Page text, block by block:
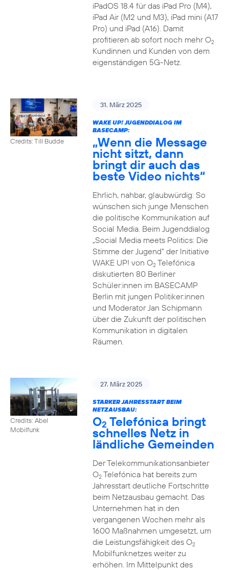
iPadOS 18.4 für das iPad Pro (M4),
iPad Air (M2 und M3), iPad mini (A17
Pro) und iPad (A16). Damit
profitieren ab sofort noch mehr O2
Kundinnen und Kunden von dem
eigenständigen 5G-Netz.
Credits: Till Budde
31. März 2025
WAKE UP! JUGENDDIALOG IM
BASECAMP:
„Wenn die Message
nicht sitzt, dann
bringt dir auch das
beste Video nichts“
Ehrlich, nahbar, glaubwürdig: So
wünschen sich junge Menschen
die politische Kommunikation auf
Social Media. Beim Jugenddialog
„Social Media meets Politics: Die
Stimme der Jugend“ der Initiative
WAKE UP! von O2Telefónica
diskutierten 80 Berliner
Schüler:innen im BASECAMP
Berlin mit jungen Politiker:innen
und Moderator Jan Schipmann
über die Zukunft der politischen
Kommunikation in digitalen
Räumen.
Credits: Abel
Mobilfunk
27. März 2025
STARKER JAHRESSTART BEIM
NETZAUSBAU:
O2 Telefónica bringt
schnelles Netz in
ländliche Gemeinden
Der Telekommunikationsanbieter
O2Telefónica hat bereits zum
Jahresstart deutliche Fortschritte
beim Netzausbau gemacht. Das
Unternehmen hat in den
vergangenen Wochen mehr als
1600 Maßnahmen umgesetzt, um
die Leistungsfähigkeit des O2
Mobilfunknetzes weiter zu
erhöhen. Im Mittelpunkt des